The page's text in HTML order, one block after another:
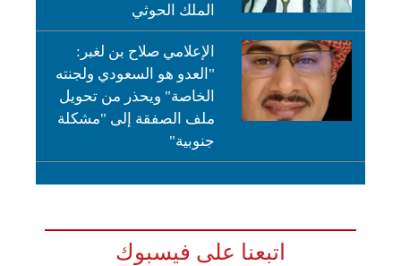
الملك الحوثي
الإعلامي صلاح بن لغبر:
"العدو هو السعودي ولجنته
الخاصة" ويحذر من تحويل
ملف الصفقة إلى "مشكلة
جنوبية"
اتبعنا على فيسبوك